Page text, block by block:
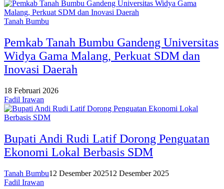
Tanah Bumbu
Pemkab Tanah Bumbu Gandeng Universitas
Widya Gama Malang, Perkuat SDM dan
Inovasi Daerah
18 Februari 2026
Fadil Irawan
Bupati Andi Rudi Latif Dorong Penguatan
Ekonomi Lokal Berbasis SDM
Tanah Bumbu12 Desember 202512 Desember 2025
Fadil Irawan